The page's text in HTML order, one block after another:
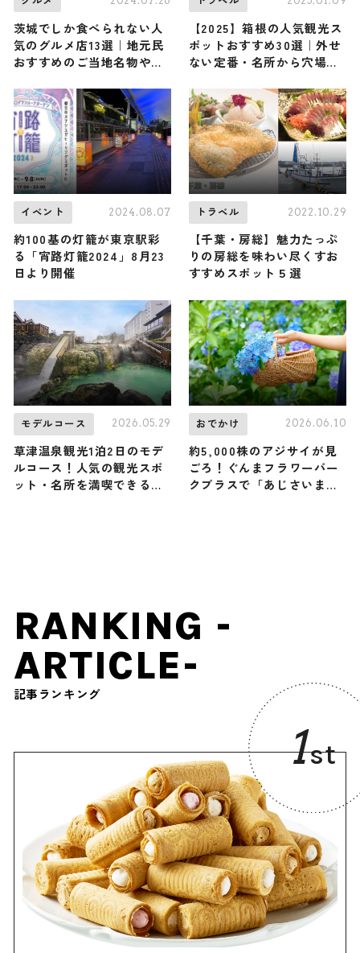
茨城でしか食べられない人
気のグルメ店13選｜地元民
おすすめのご当地名物や知
【2025】箱根の人気観光ス
ポットおすすめ30選｜外せ
ない定番・名所から穴場ま
紹介
イベント 2024.08.07
約100基の灯籠が東京駅彩
る「宵路灯籠2024」8月23
日より開催
トラベル 2022.10.29
【千葉・房総】魅力たっぷ
りの房総を味わい尽くすお
すすめスポット５選
モデルコース 2026.05.29
草津温泉観光1泊2日のモデ
ルコース！人気の観光スポ
ット・名所を満喫できる王
おでかけ 2026.06.10
約5,000株のアジサイが見
ごろ！ぐんまフラワーパー
クプラスで「あじさいまつ
RANKING -
ARTICLE-
記事ランキング
1st